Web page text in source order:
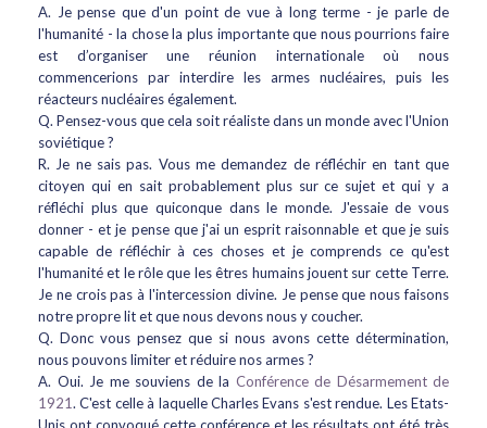
A. Je pense que d'un point de vue à long terme - je parle de
l'humanité - la chose la plus importante que nous pourrions faire
est d’organiser une réunion internationale où nous
commencerions par interdire les armes nucléaires, puis les
réacteurs nucléaires également.
Q. Pensez-vous que cela soit réaliste dans un monde avec l'Union
soviétique ?
R. Je ne sais pas. Vous me demandez de réfléchir en tant que
citoyen qui en sait probablement plus sur ce sujet et qui y a
réfléchi plus que quiconque dans le monde. J'essaie de vous
donner - et je pense que j'ai un esprit raisonnable et que je suis
capable de réfléchir à ces choses et je comprends ce qu'est
l'humanité et le rôle que les êtres humains jouent sur cette Terre.
Je ne crois pas à l'intercession divine. Je pense que nous faisons
notre propre lit et que nous devons nous y coucher.
Q. Donc vous pensez que si nous avons cette détermination,
nous pouvons limiter et réduire nos armes ?
A. Oui. Je me souviens de la Conférence de Désarmement de
1921. C'est celle à laquelle Charles Evans s'est rendue. Les Etats-